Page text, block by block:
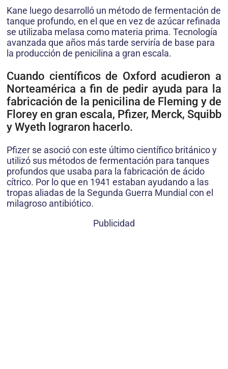
Kane luego desarrolló un método de fermentación de
tanque profundo, en el que en vez de azúcar refinada
se utilizaba melasa como materia prima. Tecnología
avanzada que años más tarde serviría de base para
la producción de penicilina a gran escala.
Cuando científicos de Oxford acudieron a
Norteamérica a fin de pedir ayuda para la
fabricación de la penicilina de Fleming y de
Florey en gran escala, Pfizer, Merck, Squibb
y Wyeth lograron hacerlo.
Pfizer se asoció con este último científico británico y
utilizó sus métodos de fermentación para tanques
profundos que usaba para la fabricación de ácido
cítrico. Por lo que en 1941 estaban ayudando a las
tropas aliadas de la Segunda Guerra Mundial con el
milagroso antibiótico.
Publicidad